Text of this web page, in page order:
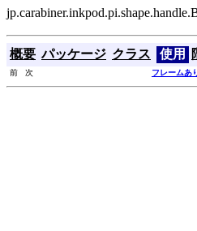
概要 パッケージ クラス 使用
前 次 フレームあ